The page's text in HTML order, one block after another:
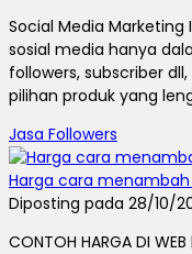
Social Media
sosial media hanya
followers, subscriber
pilihan produk yang
Jasa Followers
Harga cara
Diposting pada 28/10/
CONTOH HARGA DI